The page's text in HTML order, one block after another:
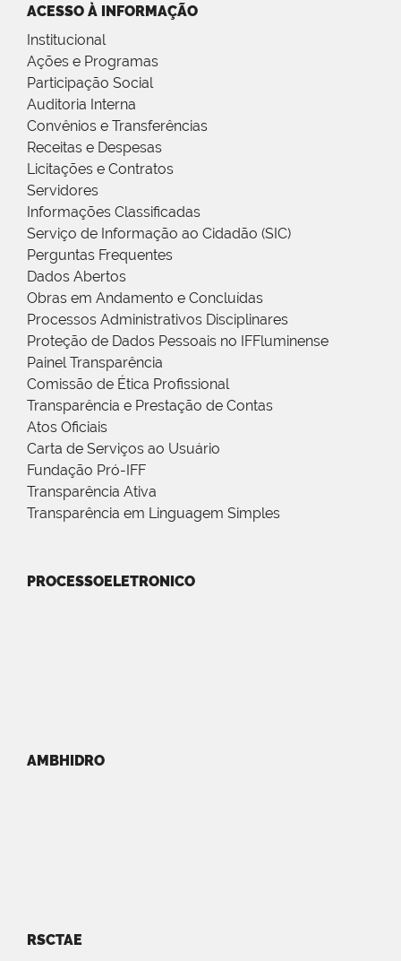
ACESSO À INFORMAÇÃO
Institucional
Ações e Programas
Participação Social
Auditoria Interna
Convênios e Transferências
Receitas e Despesas
Licitações e Contratos
Servidores
Informações Classificadas
Serviço de Informação ao Cidadão (SIC)
Perguntas Frequentes
Dados Abertos
Obras em Andamento e Concluídas
Processos Administrativos Disciplinares
Proteção de Dados Pessoais no IFFluminense
Painel Transparência
Comissão de Ética Profissional
Transparência e Prestação de Contas
Atos Oficiais
Carta de Serviços ao Usuário
Fundação Pró-IFF
Transparência Ativa
Transparência em Linguagem Simples
PROCESSOELETRONICO
AMBHIDRO
RSCTAE